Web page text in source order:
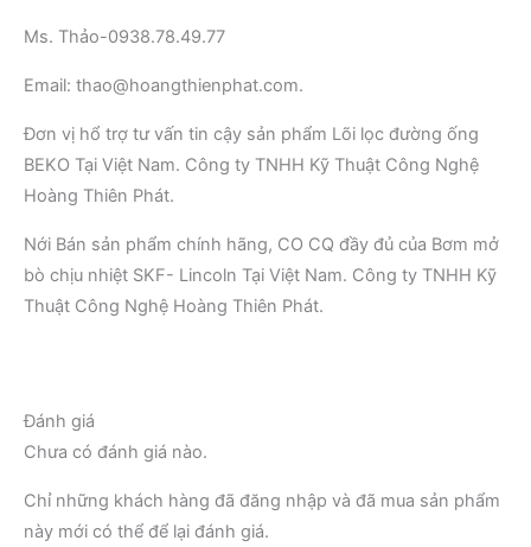
Ms. Thảo-0938.78.49.77
Email: thao@hoangthienphat.com.
Đơn vị hổ trợ tư vấn tin cậy sản phẩm Lõi lọc đường ống
BEKO Tại Việt Nam. Công ty TNHH Kỹ Thuật Công Nghệ
Hoàng Thiên Phát.
Nới Bán sản phẩm chính hãng, CO CQ đầy đủ của Bơm mở
bò chịu nhiệt SKF- Lincoln Tại Việt Nam. Công ty TNHH Kỹ
Thuật Công Nghệ Hoàng Thiên Phát.
Đánh giá
Chưa có đánh giá nào.
Chỉ những khách hàng đã đăng nhập và đã mua sản phẩm
này mới có thể để lại đánh giá.